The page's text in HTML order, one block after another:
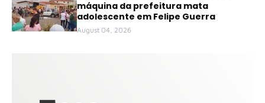
máquina da prefeitura mata
adolescente em Felipe Guerra
August 04, 2026